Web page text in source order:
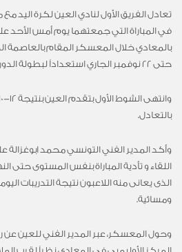
في المباراة التي جمعتهما يوم أمس الأحد
بالمعادي خلال المعسكر المقام بالعاصمة
حتى 22 نوفمبر الجاري استعداداً لبطولة الدوري هذا العام.
بالتعادل.
وأكد المدير الفني التونسي محمد
اللقاء و تأدية المباراة بنفس المستوى حتى
الذى يعانى منه اللاعبون نتيجة التدريبات
ومسائية.
وحول المعسكر، عبر المدير الفني للعين